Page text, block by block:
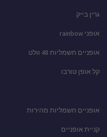
גרין בייק
אופני rainbow
אופניים חשמליות 48 וולט
קל אופן טורבו
אופניים חשמליות מהירות
קניית אופניים